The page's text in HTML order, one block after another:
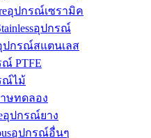
อุปกรณ์เซรามิค
อุปกรณ์
ปกรณ์สแตนเลส
PTFE
ณ์ไม้
ษทดลอง
อุปกรณ์ยาง
อุปกรณ์อื่นๆ